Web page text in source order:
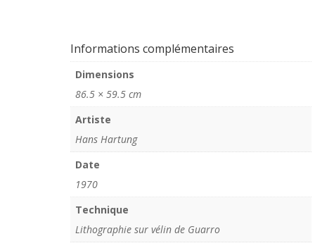
IV
Suite
B
Informations complémentaires
Dimensions
86.5 × 59.5 cm
Artiste
Hans Hartung
Date
1970
Technique
Lithographie sur vélin de Guarro